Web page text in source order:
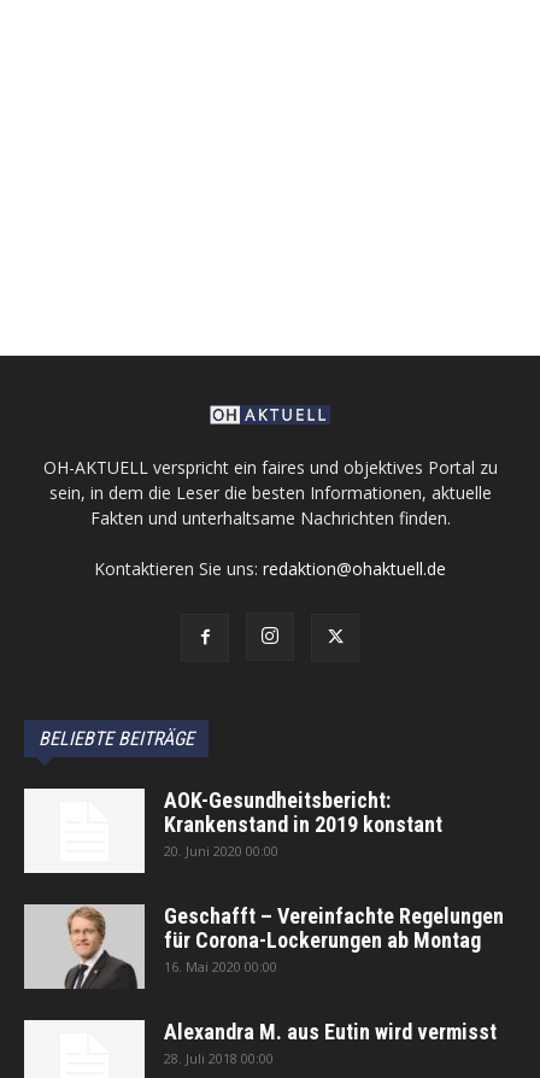
OH-AKTUELL verspricht ein faires und objektives Portal zu
sein, in dem die Leser die besten Informationen, aktuelle
Fakten und unterhaltsame Nachrichten finden.
Kontaktieren Sie uns: redaktion@ohaktuell.de
BELIEBTE BEITRÄGE
AOK-Gesundheitsbericht:
Krankenstand in 2019 konstant
20. Juni 2020 00:00
Geschafft – Vereinfachte Regelungen
für Corona-Lockerungen ab Montag
16. Mai 2020 00:00
Alexandra M. aus Eutin wird vermisst
28. Juli 2018 00:00